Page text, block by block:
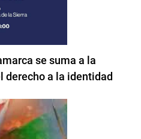
se suma a la
derecho a la identidad